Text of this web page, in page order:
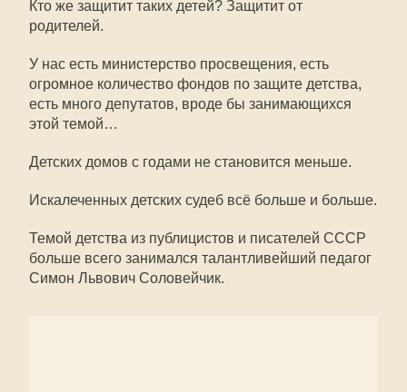
Кто же защитит таких детей? Защитит от
родителей.
У нас есть министерство просвещения, есть
огромное количество фондов по защите детства,
есть много депутатов, вроде бы занимающихся
этой темой…
Детских домов с годами не становится меньше.
Искалеченных детских судеб всё больше и больше.
Темой детства из публицистов и писателей СССР
больше всего занимался талантливейший педагог
Симон Львович Соловейчик.